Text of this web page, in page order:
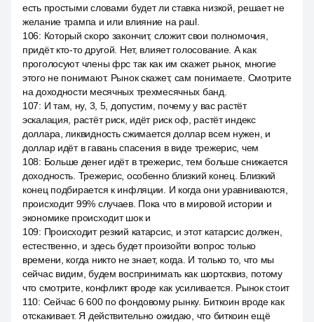
есть простыми словами будет ли ставка низкой, решает не
желание трампа и или влияние на paul.
106: Который скоро закончит, сложит свои полномочия,
придёт кто-то другой. Нет, влияет голосование. А как
проголосуют члены фрс так как им скажет рынок, многие
этого не понимают. Рынок скажет, сам понимаете. Смотрите
на доходности месячных трехмесячных банд.
107: И там, ну, 3, 5, допустим, почему у вас растёт
эскалация, растёт риск, идёт риск оф, растёт индекс
доллара, ликвидность сжимается доллар всем нужен, и
доллар идёт в гавань спасения в виде трежерис, чем
108: Больше денег идёт в трежерис, тем больше снижается
доходность. Трежерис, особенно близкий конец. Близкий
конец подбирается к инфляции. И когда они уравниваются,
происходит 99% случаев. Пока что в мировой истории и
экономике происходит шок и
109: Происходит резкий катарсис, и этот катарсис должен,
естественно, и здесь будет произойти вопрос только
времени, когда никто не знает, когда. И только то, что мы
сейчас видим, будем воспринимать как шортсквиз, потому
что смотрите, конфликт вроде как усиливается. Рынок стоит
110: Сейчас 6 600 по фондовому рынку. Биткоин вроде как
отскакивает. Я действительно ожидаю, что биткоин ещё